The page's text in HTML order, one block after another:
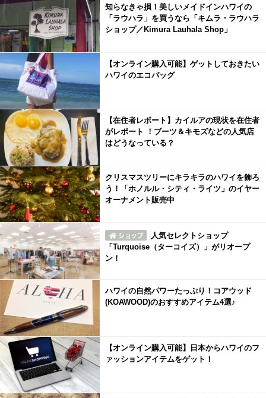
知らなきゃ損！美しいメイドインハワイの
「ラウハラ」を買うなら「キムラ・ラウハラ
ショップ／Kimura Lauhala Shop」
【オンライン購入可能】ゲットしておきたい
ハワイのエコバッグ
【在住者レポート】カイルアの現状を在住者
がレポート ！ブーツ＆キモズなどの人気店
はどうなっている？
クリスマスツリーにキラキラのハワイを飾ろ
う！「ホノルル・シティ・ライツ」のイヤー
オーナメント販売中
人気セレクトショップ
「Turquoise（ターコイズ）」がリオープ
ン！
ハワイの自然パワーたっぷり！コアウッド
(KOAWOOD)のおすすめアイテム4選♪
【オンライン購入可能】日本からハワイのフ
ァッションアイテムをゲット！